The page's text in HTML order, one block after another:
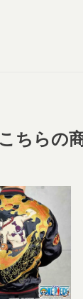
ちらの